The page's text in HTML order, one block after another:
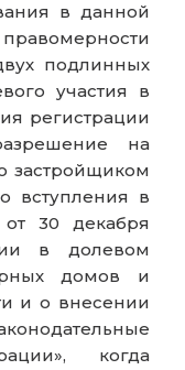
в данной
подлинных
участия в
регистрации
на
застройщиком
вступления в
30 декабря
в долевом
домов и
и о внесении
когда